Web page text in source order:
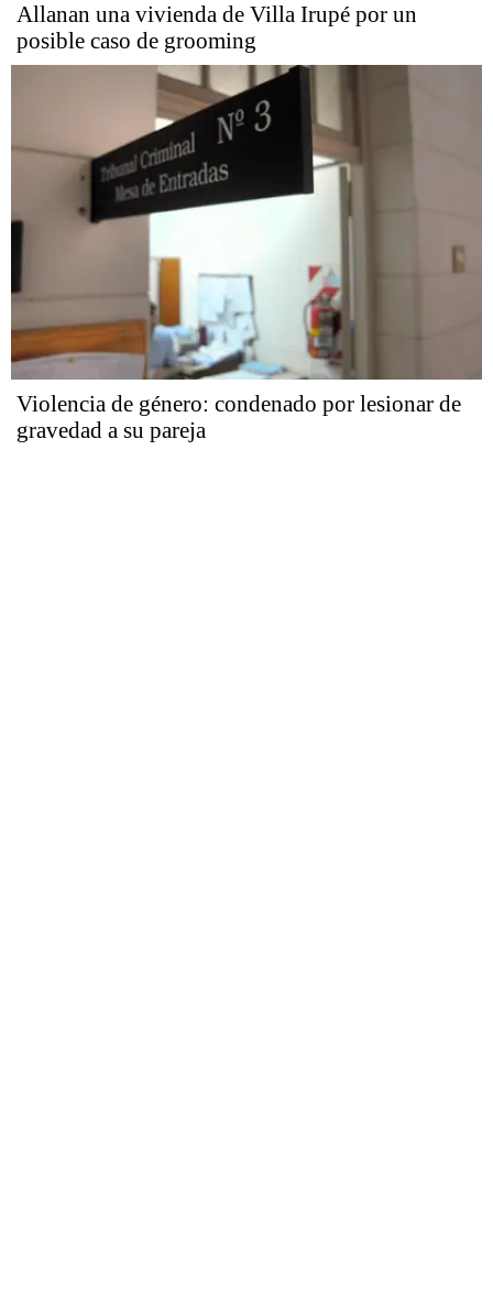
Allanan una vivienda de Villa Irupé por un
posible caso de grooming
Violencia de género: condenado por lesionar de
gravedad a su pareja